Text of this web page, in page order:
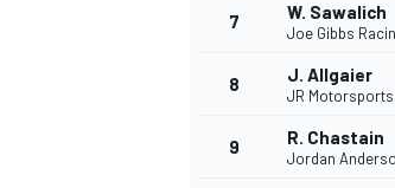
7 W. Sawalich
Joe Gibbs
8 J. Allgaier
JR Motorsports
9 R. Chastain
Jordan